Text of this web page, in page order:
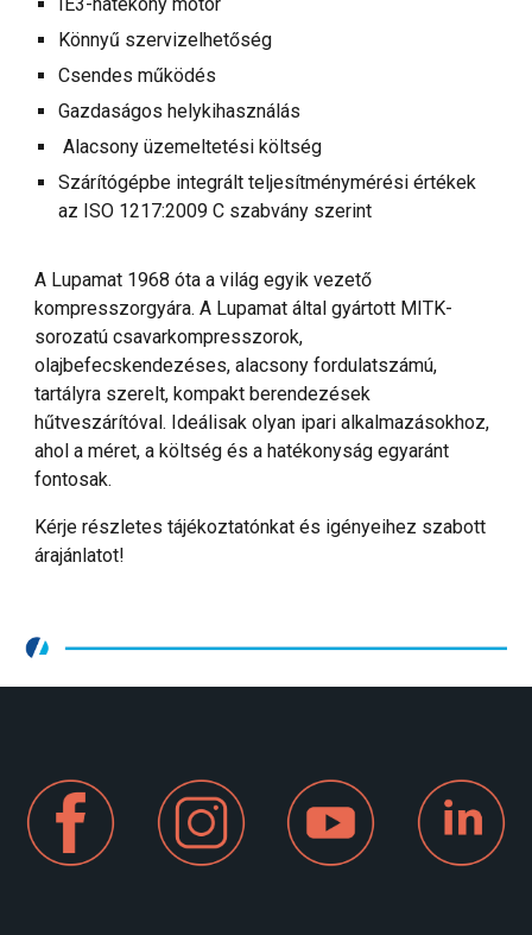
Könnyű szervizelhetőség
Csendes működés
Gazdaságos helykihasználás
Alacsony üzemeltetési költség
Szárítógépbe integrált teljesítménymérési értékek
az ISO 1217:2009 C szabvány szerint
A Lupamat 1968 óta a világ egyik vezető
kompresszorgyára. A Lupamat által gyártott MITK-
sorozatú csavarkompresszorok,
olajbefecskendezéses, alacsony fordulatszámú,
tartályra szerelt, kompakt berendezések
hűtveszárítóval. Ideálisak olyan ipari alkalmazásokhoz,
ahol a méret, a költség és a hatékonyság egyaránt
fontosak.
Kérje részletes tájékoztatónkat és igényeihez szabott
árajánlatot!